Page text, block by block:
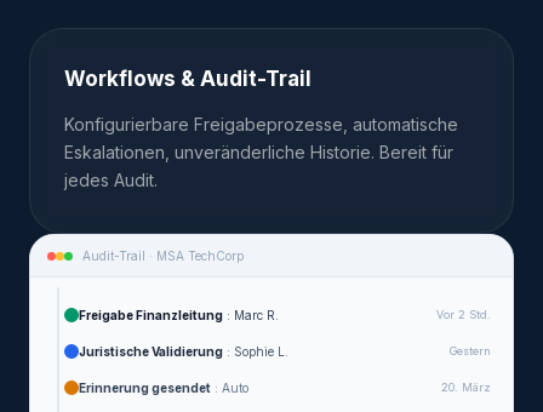
Workflows & Audit-Trail
Konfigurierbare Freigabeprozesse, automatische
Eskalationen, unveränderliche Historie. Bereit für
jedes Audit.
Audit-Trail · MSA TechCorp
Freigabe Finanzleitung : Marc R. Vor 2 Std.
Juristische Validierung : Sophie L. Gestern
Erinnerung gesendet : Auto 20. März